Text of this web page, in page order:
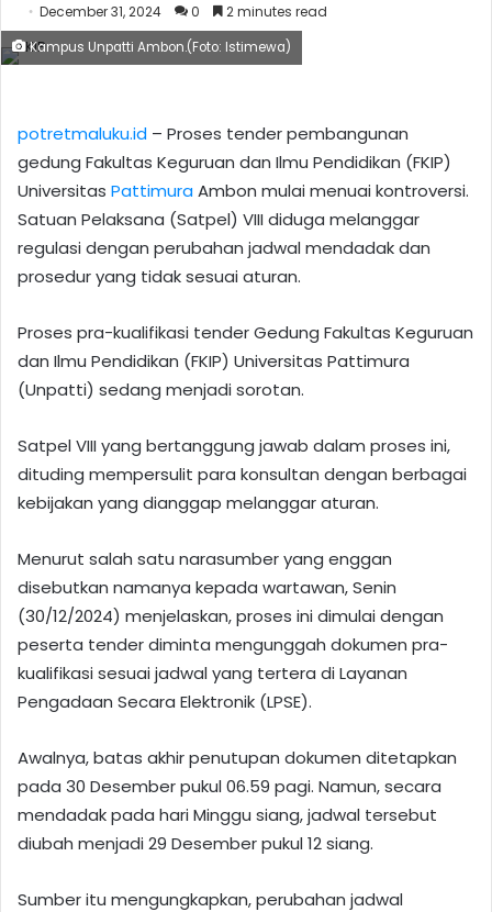
December 31, 2024 0 2 minutes read
Kampus Unpatti Ambon.(Foto: Istimewa)
potretmaluku.id – Proses tender pembangunan
gedung Fakultas Keguruan dan Ilmu Pendidikan (FKIP)
Universitas PattimuraAmbon mulai menuai kontroversi.
Satuan Pelaksana (Satpel) VIII diduga melanggar
regulasi dengan perubahan jadwal mendadak dan
prosedur yang tidak sesuai aturan.
Proses pra-kualifikasi tender Gedung Fakultas Keguruan
dan Ilmu Pendidikan (FKIP) Universitas Pattimura
(Unpatti) sedang menjadi sorotan.
Satpel VIII yang bertanggung jawab dalam proses ini,
dituding mempersulit para konsultan dengan berbagai
kebijakan yang dianggap melanggar aturan.
Menurut salah satu narasumber yang enggan
disebutkan namanya kepada wartawan, Senin
(30/12/2024) menjelaskan, proses ini dimulai dengan
peserta tender diminta mengunggah dokumen pra-
kualifikasi sesuai jadwal yang tertera di Layanan
Pengadaan Secara Elektronik (LPSE).
Awalnya, batas akhir penutupan dokumen ditetapkan
pada 30 Desember pukul 06.59 pagi. Namun, secara
mendadak pada hari Minggu siang, jadwal tersebut
diubah menjadi 29 Desember pukul 12 siang.
Sumber itu mengungkapkan, perubahan jadwal